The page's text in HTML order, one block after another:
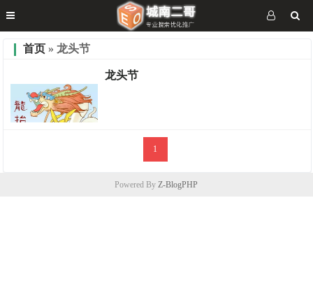
首页 » 龙头节
龙头节
1
Powered ByZ-BlogPHP